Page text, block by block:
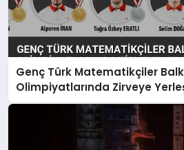
Genç Türk Matematikçiler
Olimpiyatlarında Zirveye